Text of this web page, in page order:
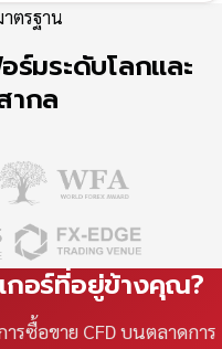
ตรฐาน
มระดับโลกและ
ากล
กอร์ที่อยู่ข้างคุณ?
รซื้อขาย CFD บนตลาดการ